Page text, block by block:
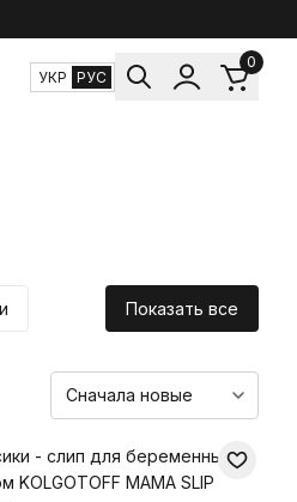
УКР РУС
0
Показать все
- слип для беременных
KOLGOTOFF MAMA SLIP